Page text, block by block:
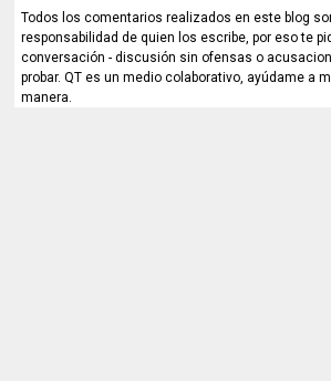
Todos los comentarios realizados en este blog
responsabilidad de quien los escribe, por eso te
conversación - discusión sin ofensas o
probar. QT es un medio colaborativo, ayúdame a
manera.